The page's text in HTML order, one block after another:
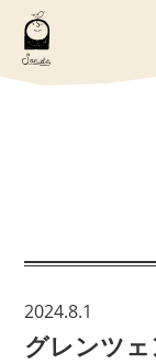
2024.8.1
グレンツ